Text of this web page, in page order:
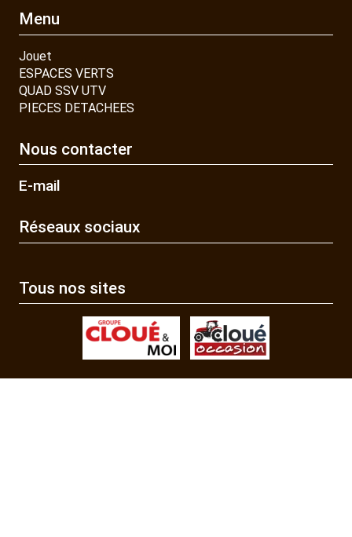
Menu
Jouet
ESPACES VERTS
QUAD SSV UTV
PIECES DETACHEES
Nous contacter
E-mail
Réseaux sociaux
Tous nos sites